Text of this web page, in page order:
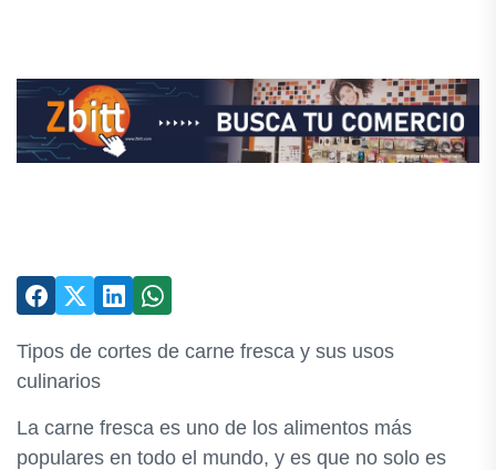
Tipos de cortes de carne fresca y sus usos
culinarios
La carne fresca es uno de los alimentos más
populares en todo el mundo, y es que no solo es